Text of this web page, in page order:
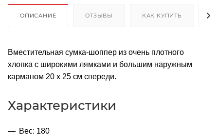
ОПИСАНИЕ ОТЗЫВЫ КАК КУПИТЬ
Вместительная сумка-шоппер из очень плотного
хлопка с широкими лямками и большим наружным
карманом 20 x 25 см спереди.
Характеристики
Вес: 180